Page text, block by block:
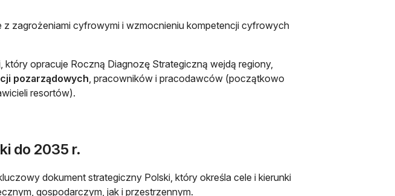
zagrożeniami cyfrowymi i wzmocnieniu kompetencji cyfrowych
który opracuje Roczną Diagnozę Strategiczną wejdą regiony,
pozarządowych, pracowników i pracodawców (początkowo
resortów).
do 2035 r.
dokument strategiczny Polski, który określa cele i kierunki
gospodarczym, jak i przestrzennym.